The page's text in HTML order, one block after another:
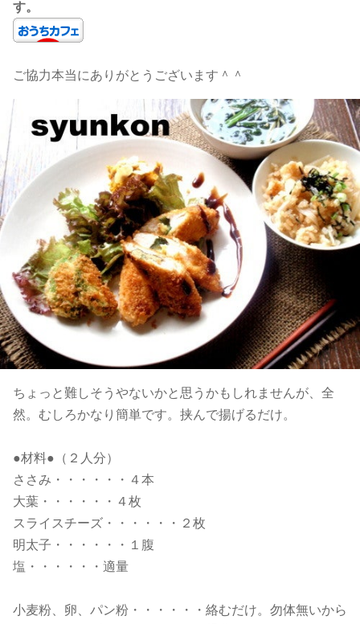
す。
ご協力本当にありがとうございます＾＾
ちょっと難しそうやないかと思うかもしれませんが、全
然。むしろかなり簡単です。挟んで揚げるだけ。
●材料●（２人分）
ささみ・・・・・・４本
大葉・・・・・・４枚
スライスチーズ・・・・・・２枚
明太子・・・・・・１腹
塩・・・・・・適量
小麦粉、卵、パン粉・・・・・・絡むだけ。勿体無いから